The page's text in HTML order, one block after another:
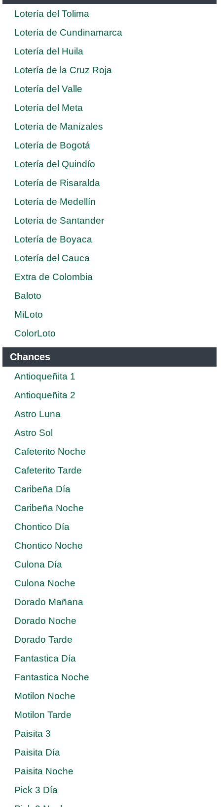
Lotería del Tolima
Lotería de Cundinamarca
Lotería del Huila
Lotería de la Cruz Roja
Lotería del Valle
Lotería del Meta
Lotería de Manizales
Lotería de Bogotá
Lotería del Quindío
Lotería de Risaralda
Lotería de Medellín
Lotería de Santander
Lotería de Boyaca
Lotería del Cauca
Extra de Colombia
Baloto
MiLoto
ColorLoto
Chances
Antioqueñita 1
Antioqueñita 2
Astro Luna
Astro Sol
Cafeterito Noche
Cafeterito Tarde
Caribeña Día
Caribeña Noche
Chontico Día
Chontico Noche
Culona Día
Culona Noche
Dorado Mañana
Dorado Noche
Dorado Tarde
Fantastica Día
Fantastica Noche
Motilon Noche
Motilon Tarde
Paisita 3
Paisita Día
Paisita Noche
Pick 3 Día